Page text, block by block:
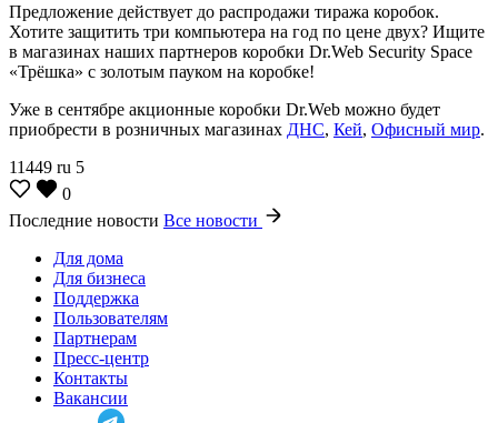
Предложение действует до распродажи тиража коробок.
Хотите защитить три компьютера на год по цене двух? Ищите
в магазинах наших партнеров коробки Dr.Web Security Space
«Трёшка» с золотым пауком на коробке!
Уже в сентябре акционные коробки Dr.Web можно будет
приобрести в розничных магазинах ДНС, Кей, Офисный мир.
11449 ru 5
0
Последние новости Все новости
Для дома
Для бизнеса
Поддержка
Пользователям
Партнерам
Пресс-центр
Контакты
Вакансии